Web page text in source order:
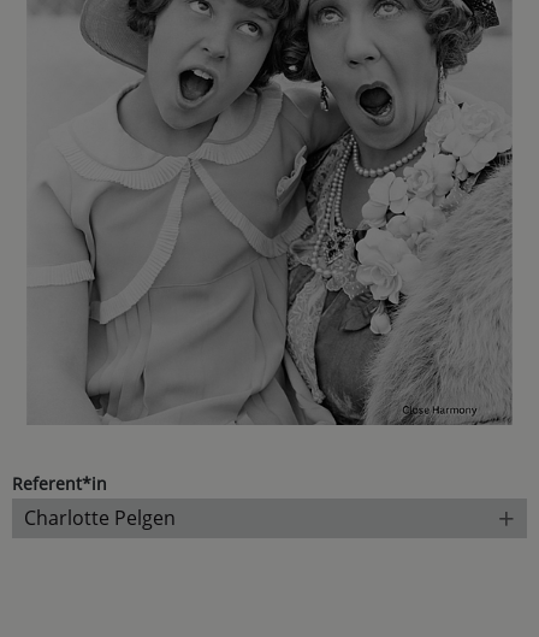
Referent*in
Charlotte Pelgen +